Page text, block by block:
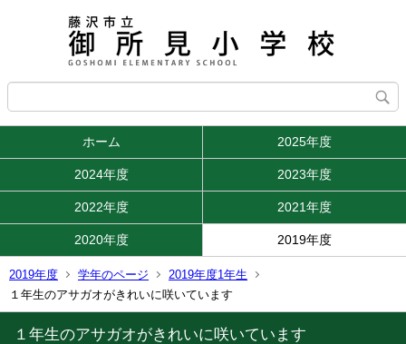
ホーム 2025年度
2024年度 2023年度
2022年度 2021年度
2020年度 2019年度
2019年度 学年のページ
2019年度1年生
１年生のアサガオがきれいに咲いています
１年生のアサガオがきれいに咲いています